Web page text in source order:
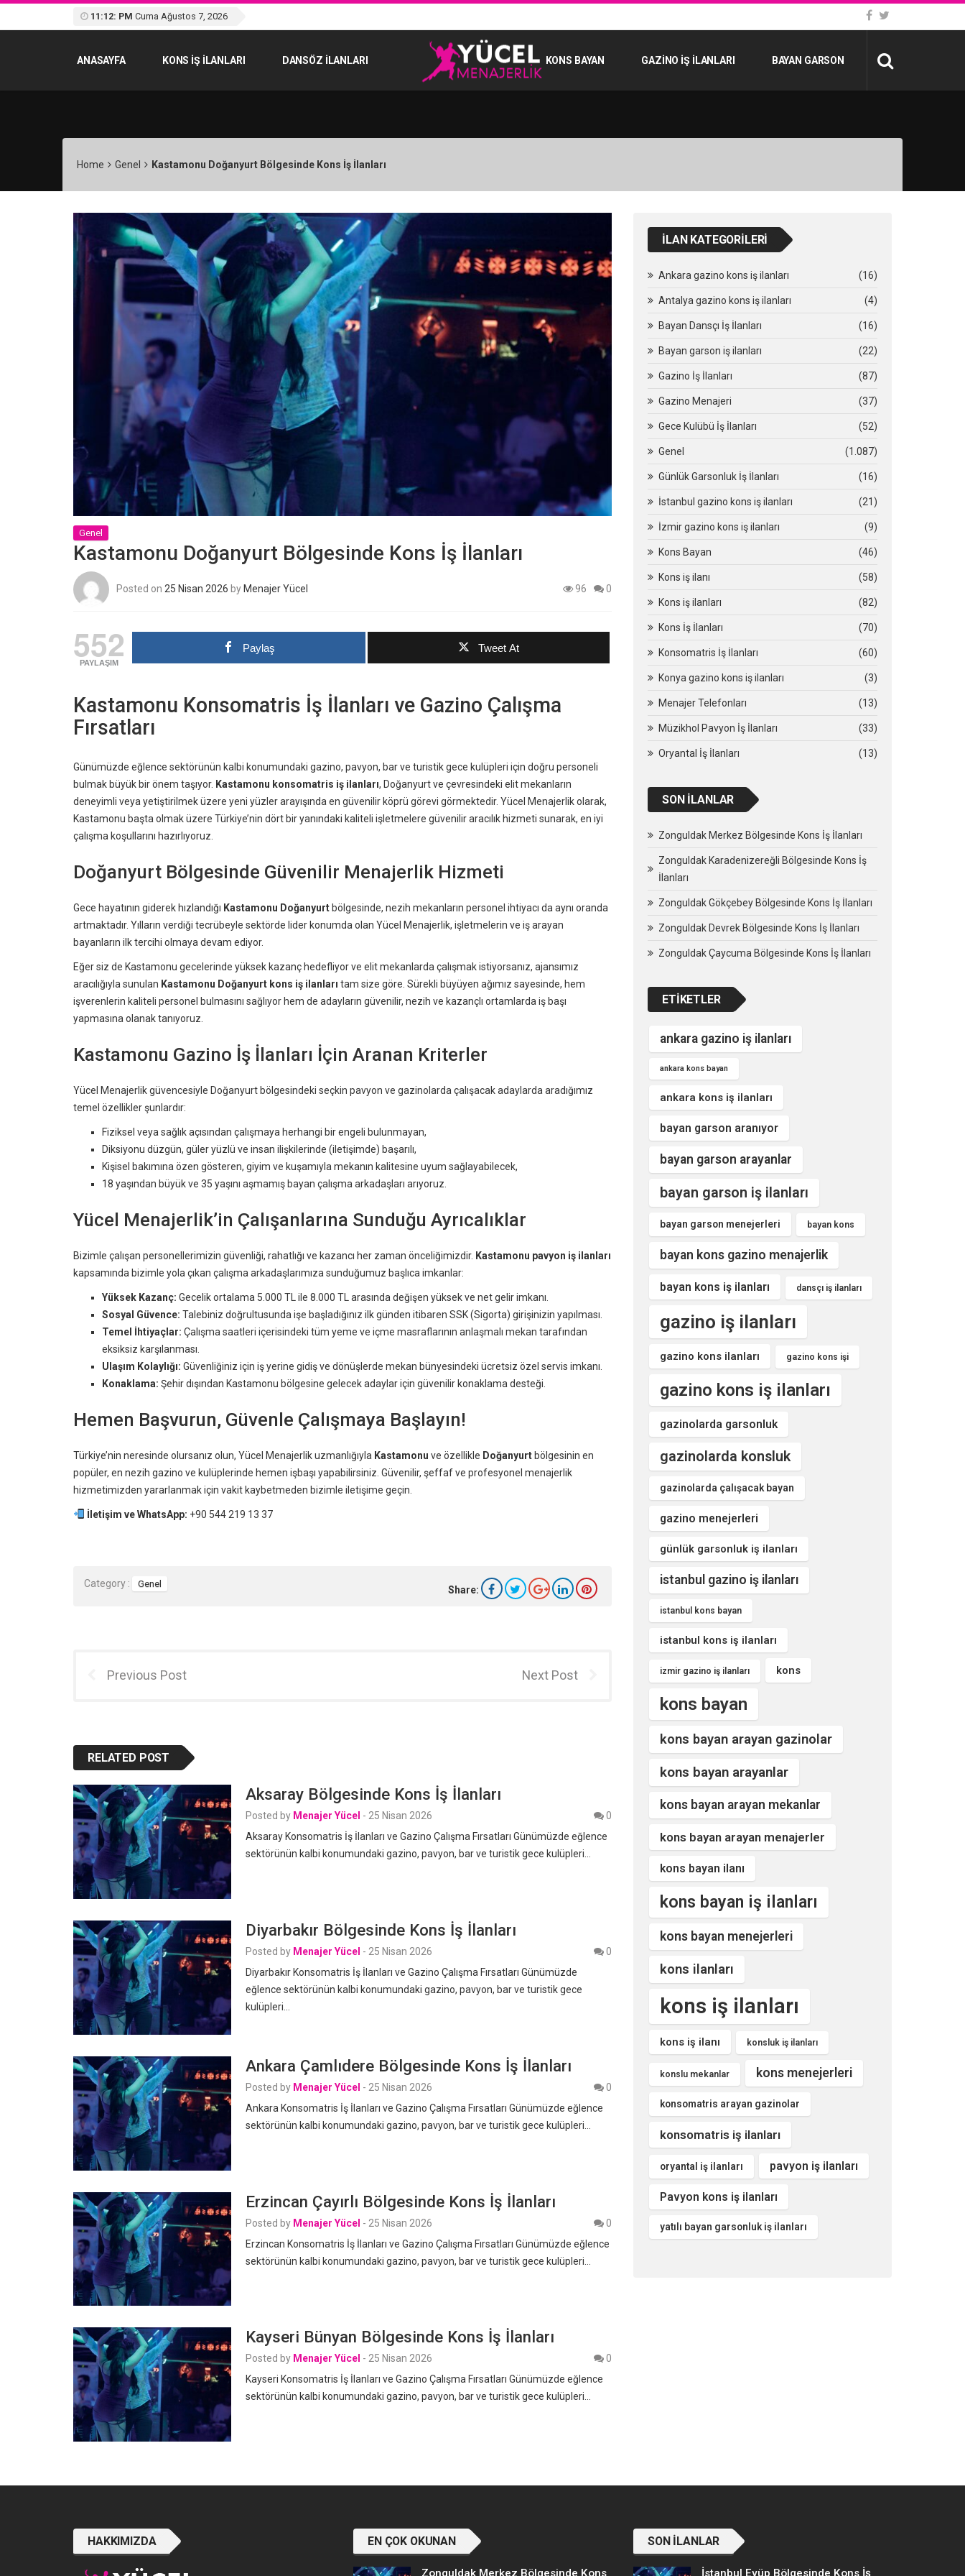
11:12: PM Cuma Ağustos 7, 2026
ANASAYFA KONS IŞ ILANLARI DANSÖZ İLANLARI KONS BAYAN GAZINO İŞ İLANLARI BAYAN GARSON
Home Genel Kastamonu Doğanyurt Bölgesinde Kons İş İlanları
Genel
Kastamonu Doğanyurt Bölgesinde Kons İş İlanları
Posted on 25 Nisan 2026 byMenajer Yücel 96 0
552
PAYLAŞIM
Paylaş Tweet At
Kastamonu Konsomatris İş İlanları ve Gazino Çalışma
Fırsatları
Günümüzde eğlence sektörünün kalbi konumundaki gazino, pavyon, bar ve turistik gece kulüpleri için doğru personeli
bulmak büyük bir önem taşıyor. Kastamonu konsomatris iş ilanları, Doğanyurt ve çevresindeki elit mekanların
deneyimli veya yetiştirilmek üzere yeni yüzler arayışında en güvenilir köprü görevi görmektedir. Yücel Menajerlik olarak,
Kastamonu başta olmak üzere Türkiye’nin dört bir yanındaki kaliteli işletmelere güvenilir aracılık hizmeti sunarak, en iyi
çalışma koşullarını hazırlıyoruz.
Doğanyurt Bölgesinde Güvenilir Menajerlik Hizmeti
Gece hayatının giderek hızlandığı Kastamonu Doğanyurt bölgesinde, nezih mekanların personel ihtiyacı da aynı oranda
artmaktadır. Yılların verdiği tecrübeyle sektörde lider konumda olan Yücel Menajerlik, işletmelerin ve iş arayan
bayanların ilk tercihi olmaya devam ediyor.
Eğer siz de Kastamonu gecelerinde yüksek kazanç hedefliyor ve elit mekanlarda çalışmak istiyorsanız, ajansımız
aracılığıyla sunulan Kastamonu Doğanyurt kons iş ilanları tam size göre. Sürekli büyüyen ağımız sayesinde, hem
işverenlerin kaliteli personel bulmasını sağlıyor hem de adayların güvenilir, nezih ve kazançlı ortamlarda iş başı
yapmasına olanak tanıyoruz.
Kastamonu Gazino İş İlanları İçin Aranan Kriterler
Yücel Menajerlik güvencesiyle Doğanyurt bölgesindeki seçkin pavyon ve gazinolarda çalışacak adaylarda aradığımız
temel özellikler şunlardır:
Fiziksel veya sağlık açısından çalışmaya herhangi bir engeli bulunmayan,
Diksiyonu düzgün, güler yüzlü ve insan ilişkilerinde (iletişimde) başarılı,
Kişisel bakımına özen gösteren, giyim ve kuşamıyla mekanın kalitesine uyum sağlayabilecek,
18 yaşından büyük ve 35 yaşını aşmamış bayan çalışma arkadaşları arıyoruz.
Yücel Menajerlik’in Çalışanlarına Sunduğu Ayrıcalıklar
Bizimle çalışan personellerimizin güvenliği, rahatlığı ve kazancı her zaman önceliğimizdir. Kastamonu pavyon iş ilanları
kapsamında bizimle yola çıkan çalışma arkadaşlarımıza sunduğumuz başlıca imkanlar:
Yüksek Kazanç: Gecelik ortalama 5.000 TL ile 8.000 TL arasında değişen yüksek ve net gelir imkanı.
Sosyal Güvence: Talebiniz doğrultusunda işe başladığınız ilk günden itibaren SSK (Sigorta) girişinizin yapılması.
Temel İhtiyaçlar: Çalışma saatleri içerisindeki tüm yeme ve içme masraflarının anlaşmalı mekan tarafından
eksiksiz karşılanması.
Ulaşım Kolaylığı: Güvenliğiniz için iş yerine gidiş ve dönüşlerde mekan bünyesindeki ücretsiz özel servis imkanı.
Konaklama: Şehir dışından Kastamonu bölgesine gelecek adaylar için güvenilir konaklama desteği.
Hemen Başvurun, Güvenle Çalışmaya Başlayın!
Türkiye’nin neresinde olursanız olun, Yücel Menajerlik uzmanlığıyla Kastamonu ve özellikle Doğanyurt bölgesinin en
popüler, en nezih gazino ve kulüplerinde hemen işbaşı yapabilirsiniz. Güvenilir, şeffaf ve profesyonel menajerlik
hizmetimizden yararlanmak için vakit kaybetmeden bizimle iletişime geçin.
İletişim ve WhatsApp: +90 544 219 13 37
Category : Genel Share:
Previous Post Next Post
RELATED POST
Aksaray Bölgesinde Kons İş İlanları
Posted by Menajer Yücel - 25 Nisan 2026
0
Aksaray Konsomatris İş İlanları ve Gazino Çalışma Fırsatları Günümüzde eğlence
sektörünün kalbi konumundaki gazino, pavyon, bar ve turistik gece kulüpleri…
Diyarbakır Bölgesinde Kons İş İlanları
Posted by Menajer Yücel - 25 Nisan 2026
0
Diyarbakır Konsomatris İş İlanları ve Gazino Çalışma Fırsatları Günümüzde
eğlence sektörünün kalbi konumundaki gazino, pavyon, bar ve turistik gece
kulüpleri…
Ankara Çamlıdere Bölgesinde Kons İş İlanları
Posted by Menajer Yücel - 25 Nisan 2026
0
Ankara Konsomatris İş İlanları ve Gazino Çalışma Fırsatları Günümüzde eğlence
sektörünün kalbi konumundaki gazino, pavyon, bar ve turistik gece kulüpleri…
Erzincan Çayırlı Bölgesinde Kons İş İlanları
Posted by Menajer Yücel - 25 Nisan 2026
0
Erzincan Konsomatris İş İlanları ve Gazino Çalışma Fırsatları Günümüzde eğlence
sektörünün kalbi konumundaki gazino, pavyon, bar ve turistik gece kulüpleri…
Kayseri Bünyan Bölgesinde Kons İş İlanları
Posted by Menajer Yücel - 25 Nisan 2026
0
Kayseri Konsomatris İş İlanları ve Gazino Çalışma Fırsatları Günümüzde eğlence
sektörünün kalbi konumundaki gazino, pavyon, bar ve turistik gece kulüpleri…
İLAN KATEGORILERI
Ankara gazino kons iş ilanları (16)
Antalya gazino kons iş ilanları (4)
Bayan Dansçı İş İlanları (16)
Bayan garson iş ilanları (22)
Gazino İş İlanları (87)
Gazino Menajeri (37)
Gece Kulübü İş İlanları (52)
Genel (1.087)
Günlük Garsonluk İş İlanları (16)
İstanbul gazino kons iş ilanları (21)
İzmir gazino kons iş ilanları (9)
Kons Bayan (46)
Kons iş ilanı (58)
Kons iş ilanları (82)
Kons İş İlanları (70)
Konsomatris İş İlanları (60)
Konya gazino kons iş ilanları (3)
Menajer Telefonları (13)
Müzikhol Pavyon İş İlanları (33)
Oryantal İş İlanları (13)
SON İLANLAR
Zonguldak Merkez Bölgesinde Kons İş İlanları
Zonguldak Karadenizereğli Bölgesinde Kons İş
İlanları
Zonguldak Gökçebey Bölgesinde Kons İş İlanları
Zonguldak Devrek Bölgesinde Kons İş İlanları
Zonguldak Çaycuma Bölgesinde Kons İş İlanları
ETIKETLER
ankara gazino iş ilanları
ankara kons bayan
ankara kons iş ilanları
bayan garson aranıyor
bayan garson arayanlar
bayan garson iş ilanları
bayan garson menejerleri bayan kons
bayan kons gazino menajerlik
bayan kons iş ilanları dansçı iş ilanları
gazino iş ilanları
gazino kons ilanları gazino kons işi
gazino kons iş ilanları
gazinolarda garsonluk
gazinolarda konsluk
gazinolarda çalışacak bayan
gazino menejerleri
günlük garsonluk iş ilanları
istanbul gazino iş ilanları
istanbul kons bayan
istanbul kons iş ilanları
izmir gazino iş ilanları kons
kons bayan
kons bayan arayan gazinolar
kons bayan arayanlar
kons bayan arayan mekanlar
kons bayan arayan menajerler
kons bayan ilanı
kons bayan iş ilanları
kons bayan menejerleri
kons ilanları
kons iş ilanları
kons iş ilanı konsluk iş ilanları
konslu mekanlar kons menejerleri
konsomatris arayan gazinolar
konsomatris iş ilanları
oryantal iş ilanları pavyon iş ilanları
Pavyon kons iş ilanları
yatılı bayan garsonluk iş ilanları
HAKKIMIZDA EN ÇOK OKUNAN
Zonguldak Merkez Bölgesinde Kons
SON İLANLAR
İstanbul Eyüp Bölgesinde Kons İş